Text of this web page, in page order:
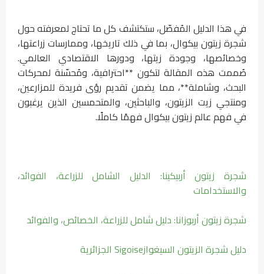
في هذا الدليل المُفصّل، ستكتشف كل ما تحتاج لمعرفته حول
شجرة زيتون بيكوال، بما في ذلك تاريخها، وممارسات زراعتها،
وخصائصها، وجودة زيتها، ودورها الاقتصادي العالمي.
صُممت هذه المقالة لتكون **احترافية، ومُحسّنة لمحركات
البحث، وشاملة**، مما يضمن تقديم رؤى فريدة للمزارعين،
ومنتجي زيت الزيتون، والباحثين، والمتحمسين الذين يرغبون
في فهم عالم زيتون بيكوال فهمًا كاملًا.
شجرة زيتون أربيكينا: الدليل الشامل للزراعة، الفوائد،
والاستخدامات
شجرة زيتون أربوزانا: دليل شامل للزراعة، الخصائص، والفوائد
دليل شجرة الزيتون السيغوازSigoise الجزائرية